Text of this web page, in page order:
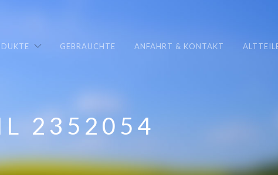
GEBRAUCHTE ANFAHRT & KONTAKT
2352054